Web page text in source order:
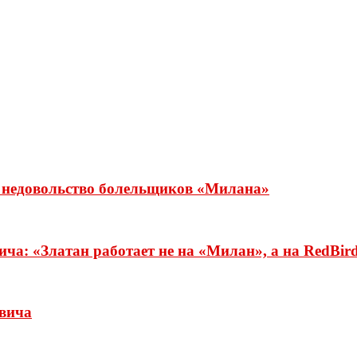
болельщиков «Милана»
«Златан работает не на «Милан», а на